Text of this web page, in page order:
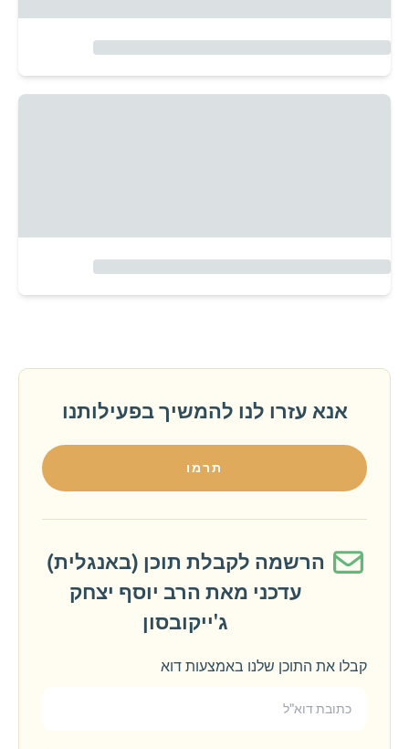
אנא עזרו לנו להמשיך בפעילותנו
תרמו
הרשמה לקבלת תוכן (באנגלית)
עדכני מאת הרב יוסף יצחק
ג'ייקובסון
קבלו את התוכן שלנו באמצעות דוא